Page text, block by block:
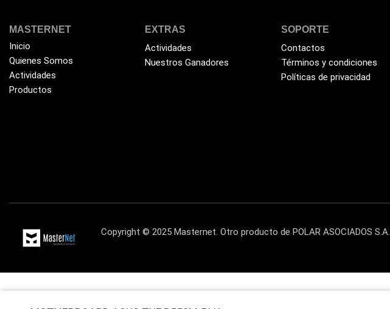
MASTERNET
Inicio
Quienes Somos
Actividades
Productos
EXTRAS
Actividades
Nuestros Ganadores
SOPORTE
Contactos
Términos y condiciones
Políticas de privacidad
Copyright © 2025 Masternet. Otro producto de POLAR ASOCIADOS S.A.